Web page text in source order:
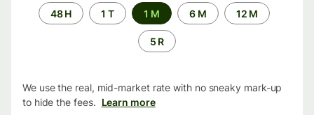
Time
period
48 H 1 T 1 M 6 M 12 M
5 R
We use the real, mid-market rate with no sneaky mark-up
to hide the fees. Learn more